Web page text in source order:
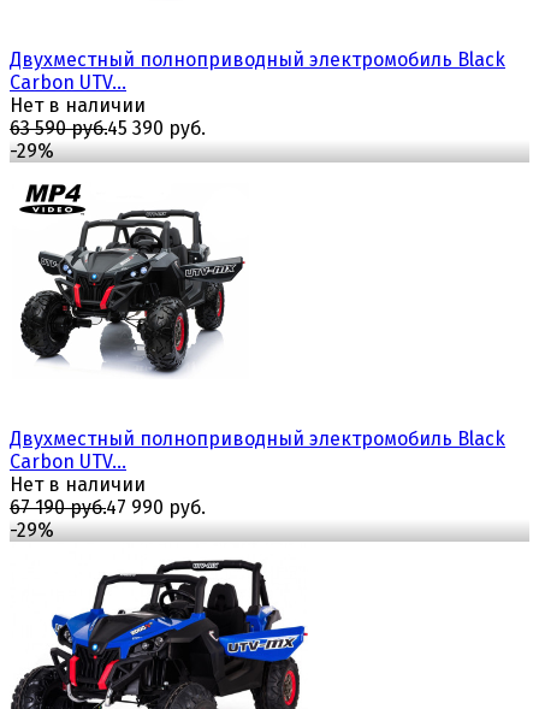
избранноесравнить
Двухместный полноприводный электромобиль Black
Carbon UTV...
Нет в наличии
63 590 руб.45 390 руб.
-29%
избранноесравнить
Двухместный полноприводный электромобиль Black
Carbon UTV...
Нет в наличии
67 190 руб.47 990 руб.
-29%